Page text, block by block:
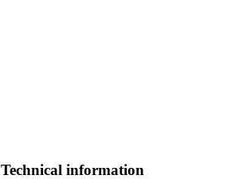
Technical information